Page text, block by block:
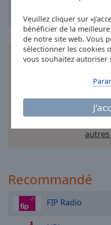
Veuillez cliquer sur
bénéficier de la
de notre site web. Vous
sélectionner les cookies
vous souhaitez autoriser
Background
Opacity
Font
Family
Hotmixradio Gaming
Hotmixradio Greece
Hotmixradio Happy
Hotmixradio Hard Rock
Hotmixradio Indie
Hotmixradio Japan
Hotmixradio Medina
Hotmixradio Metal
Hotmixradio Motown
Installezl'application
stations de radio
Recommandé
FIP Radio